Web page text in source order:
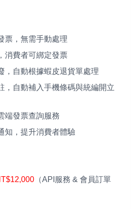
票，無需手動處理
消費者可綁定發票
，自動根據蝦皮退貨單處理
，自動補入手機條碼與統編開立
端發票查詢服務
知，提升消費者體驗
（API服務 & 會員訂單